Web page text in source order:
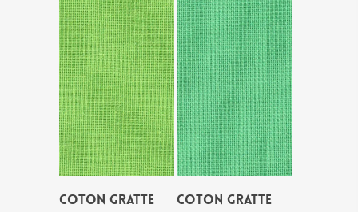
COTON GRATTE
COTON GRATTE